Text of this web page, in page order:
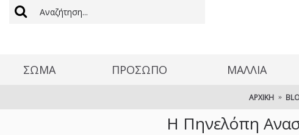
ΣΩΜΑ ΠΡΟΣΩΠΟ ΜΑΛΛΊΑ
ΑΡΧΙΚΉ
Η Πηνελόπη